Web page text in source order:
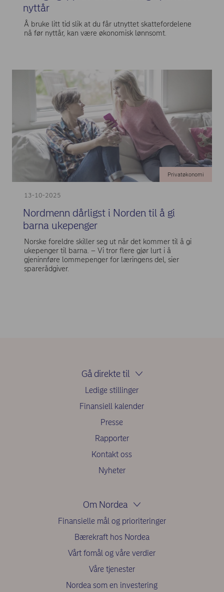
nyttår
Å bruke litt tid slik at du får utnyttet skattefordelene
nå før nyttår, kan være økonomisk lønnsomt.
13-10-2025
Privatøkonomi
Nordmenn dårligst i Norden til å gi
barna ukepenger
Norske foreldre skiller seg ut når det kommer til å gi
ukepenger til barna. – Vi tror flere gjør lurt i å
gjeninnføre lommepenger for læringens del, sier
sparerådgiver.
Gå direkte til
Ledige stillinger
Finansiell kalender
Presse
Rapporter
Kontakt oss
Nyheter
Om Nordea
Finansielle mål og prioriteringer
Bærekraft hos Nordea
Vårt fomål og våre verdier
Våre tjenester
Nordea som en investering